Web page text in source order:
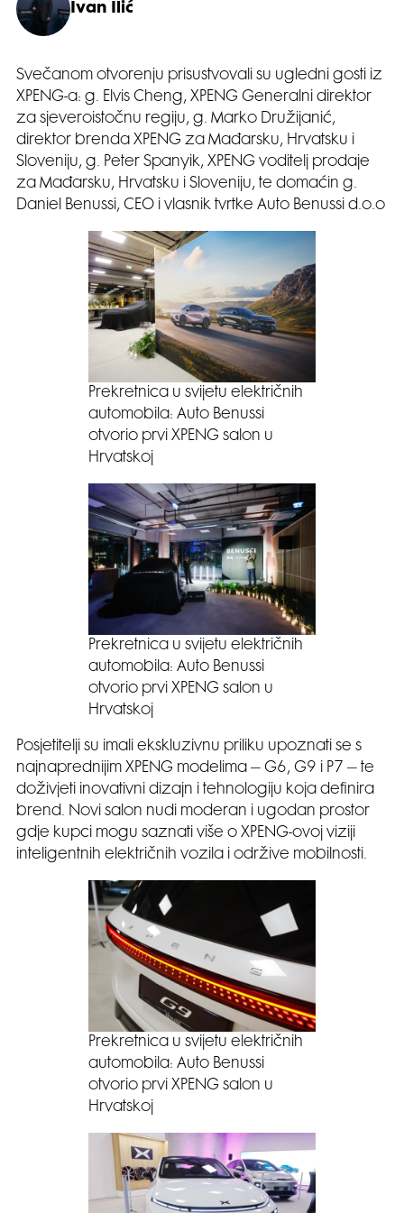
Ivan Ilić
Svečanom otvorenju prisustvovali su ugledni gosti iz
XPENG-a: g. Elvis Cheng, XPENG Generalni direktor
za sjeveroistočnu regiju, g. Marko Družijanić,
direktor brenda XPENG za Mađarsku, Hrvatsku i
Sloveniju, g. Peter Spanyik, XPENG voditelj prodaje
za Mađarsku, Hrvatsku i Sloveniju, te domaćin g.
Daniel Benussi, CEO i vlasnik tvrtke Auto Benussi d.o.o
Prekretnica u svijetu električnih
automobila: Auto Benussi
otvorio prvi XPENG salon u
Hrvatskoj
Prekretnica u svijetu električnih
automobila: Auto Benussi
otvorio prvi XPENG salon u
Hrvatskoj
Posjetitelji su imali ekskluzivnu priliku upoznati se s
najnaprednijim XPENG modelima – G6, G9 i P7 – te
doživjeti inovativni dizajn i tehnologiju koja definira
brend. Novi salon nudi moderan i ugodan prostor
gdje kupci mogu saznati više o XPENG-ovoj viziji
inteligentnih električnih vozila i održive mobilnosti.
Prekretnica u svijetu električnih
automobila: Auto Benussi
otvorio prvi XPENG salon u
Hrvatskoj